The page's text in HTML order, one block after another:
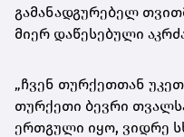
გამანადგურებელ
მიერ დაწესებული
„ჩვენ თურქეთთან
თურქეთი ბევრი
ერთგული იყო, ვიდრე